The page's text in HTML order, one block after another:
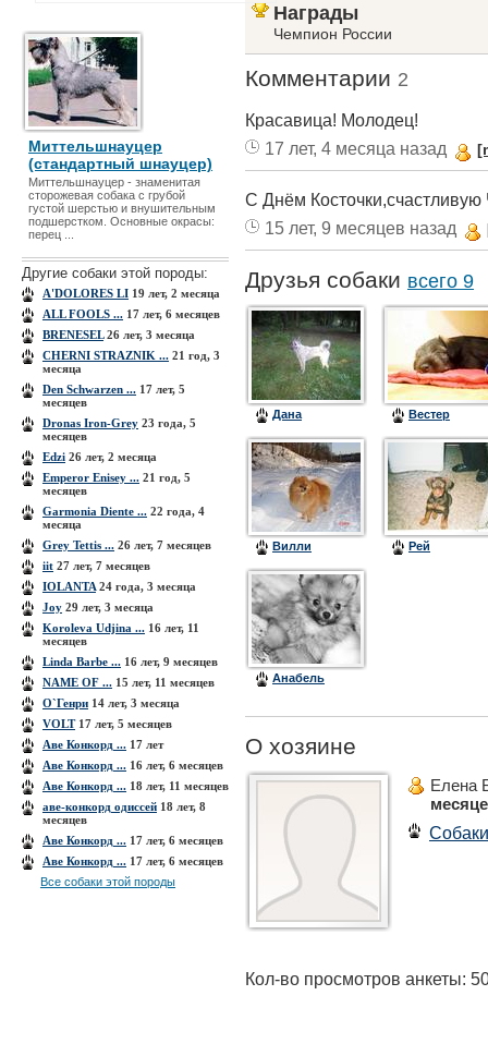
Миттельшнауцер
(стандартный шнауцер)
Миттельшнауцер - знаменитая
сторожевая собака с грубой
густой шерстью и внушительным
подшерстком. Основные окрасы:
перец ...
Другие собаки этой породы:
A'DOLORES LI 19 лет, 2 месяца
ALL FOOLS ... 17 лет, 6 месяцев
BRENESEL26 лет, 3 месяца
CHERNI STRAZNIK ... 21 год, 3
месяца
Den Schwarzen ... 17 лет, 5
месяцев
Dronas Iron-Grey 23 года, 5
месяцев
Edzi 26 лет, 2 месяца
Emperor Enisey ... 21 год, 5
месяцев
Garmonia Diente ... 22 года, 4
месяца
Grey Tettis ... 26 лет, 7 месяцев
iit 27 лет, 7 месяцев
IOLANTA 24 года, 3 месяца
Joy 29 лет, 3 месяца
Koroleva Udjina ... 16 лет, 11
месяцев
Linda Barbe ... 16 лет, 9 месяцев
NAME OF ... 15 лет, 11 месяцев
O`Генри 14 лет, 3 месяца
VOLT17 лет, 5 месяцев
Аве Конкорд ... 17 лет
Аве Конкорд ... 16 лет, 6 месяцев
Аве Конкорд ... 18 лет, 11 месяцев
аве-конкорд одиссей 18 лет, 8
месяцев
Аве Конкорд ... 17 лет, 6 месяцев
Аве Конкорд ... 17 лет, 6 месяцев
Все собаки этой породы
Награды
Чемпион России
Комментарии 2
Красавица! Молодец!
17 лет, 4 месяца назад
С Днём Косточки,счастливую
15 лет, 9 месяцев назад
Друзья собаки всего 9
Дана Вестер
Вилли Рей
Анабель
О хозяине
Елена
Собаки
Кол-во просмотров анкеты: